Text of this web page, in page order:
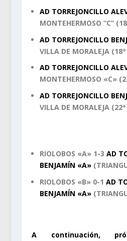
AD TORREJONCILLO
MONTEHERMOSO “C”
AD TORREJONCILLO
VILLA DE MORALEJA (18ª
AD TORREJONCILLO
MONTEHERMOSO «C»
AD TORREJONCILLO
VILLA DE MORALEJA (22ª
RIOLOBOS «A» 1-3 AD
BENJAMÍN «A»
RIOLOBOS «B» 0-1 AD
BENJAMÍN «A»
A continuación,